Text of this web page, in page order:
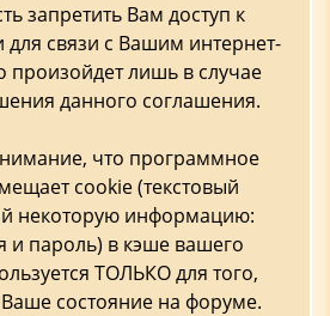
запретить Вам доступ к
связи с Вашим интернет-
произойдет лишь в случае
данного соглашения.
что программное
cookie (текстовый
некоторую информацию:
и пароль) в кэше вашего
ТОЛЬКО для того,
состояние на форуме.